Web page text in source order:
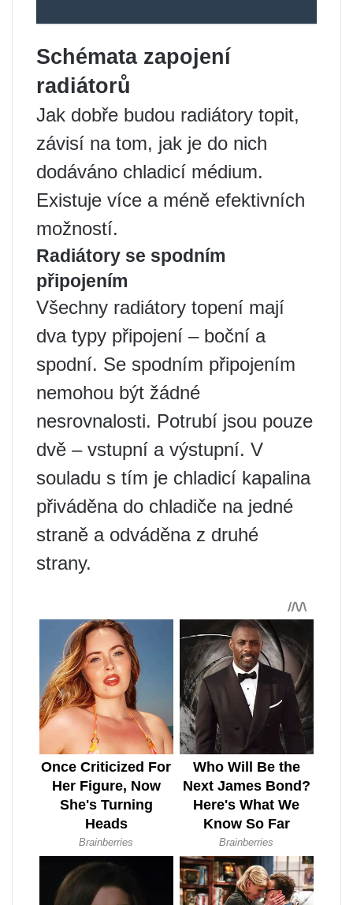
Schémata zapojení
radiátorů
Jak dobře budou radiátory topit,
závisí na tom, jak je do nich
dodáváno chladicí médium.
Existuje více a méně efektivních
možností.
Radiátory se spodním
připojením
Všechny radiátory topení mají
dva typy připojení – boční a
spodní. Se spodním připojením
nemohou být žádné
nesrovnalosti. Potrubí jsou pouze
dvě – vstupní a výstupní. V
souladu s tím je chladicí kapalina
přiváděna do chladiče na jedné
straně a odváděna z druhé
strany.